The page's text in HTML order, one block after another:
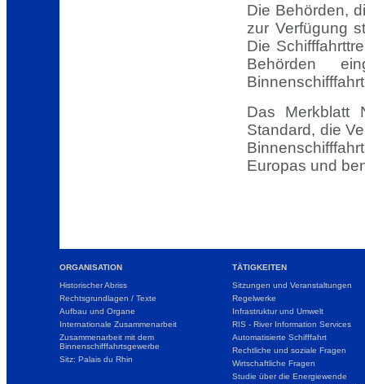
Die Behörden,
zur Verfügung
Die
Behörden
Das Merkblatt
Standard, die
Europas und
ORGANISATION
Historischer Abriss
Rechtsgrundlagen / Texte
Aufbau und Organe
Internationale Zusammenarbeit
Zusammenarbeit mit dem
Binnenschifffahrtsgewerbe
Sitz: Palais du Rhin
TÄTIGKEITEN
Sitzungen und Veranstaltungen
Regelwerke
Infrastruktur und Umwelt
RIS - River Information Services
Automatisierte Schifffahrt
Rechtliche und soziale Fragen
Wirtschaftliche Fragen
Studie über die Energiewende